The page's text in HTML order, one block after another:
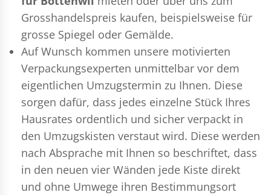
Grosshandelspreis kaufen, beispielsweise für
grosse Spiegel oder Gemälde.
Auf Wunsch kommen unsere motivierten
Verpackungsexperten unmittelbar vor dem
eigentlichen Umzugstermin zu Ihnen. Diese
sorgen dafür, dass jedes einzelne Stück Ihres
Hausrates ordentlich und sicher verpackt in
den Umzugskisten verstaut wird. Diese werden
nach Absprache mit Ihnen so beschriftet, dass
in den neuen vier Wänden jede Kiste direkt
und ohne Umwege ihren Bestimmungsort